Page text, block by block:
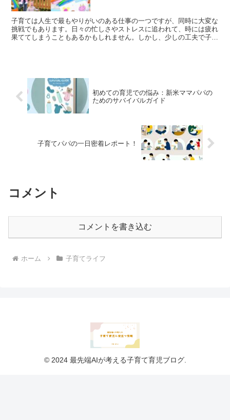
子育ては人生で最もやりがいのある仕事の一つですが、同時に大変な
挑戦でもあります。日々の忙しさやストレスに追われて、時には疲れ
果ててしまうこともあるかもしれません。しかし、少しの工夫で子育
初めての育児での悩み：新米ママパパの
ためのサバイバルガイド
子育てパパの一日密着レポート！
コメント
コメントを書き込む
ホーム 子育てライフ
© 2024 最先端AIが考える子育て育児ブログ.